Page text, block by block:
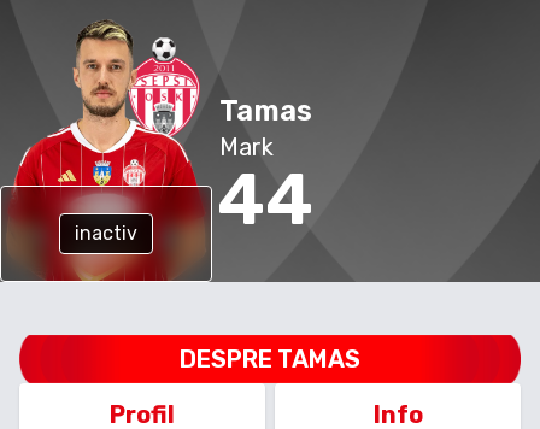
inactiv 44
Tamas
Mark
DESPRE TAMAS
Profil
Info